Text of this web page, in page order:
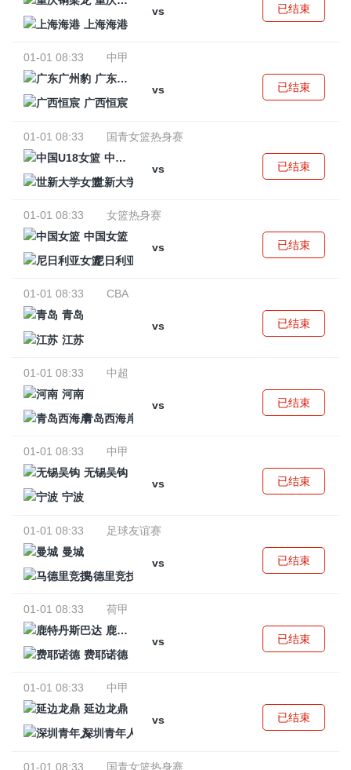
vs
上海海港
已结束
01-01 08:33
中甲
广东广州豹
vs
广西恒宸
已结束
01-01 08:33
国青女篮热身赛
中国U18女篮
vs
世新大学女篮
已结束
01-01 08:33
女篮热身赛
中国女篮
vs
尼日利亚女篮
已结束
01-01 08:33
CBA
青岛
vs
江苏
已结束
01-01 08:33
中超
河南
vs
青岛西海岸
已结束
01-01 08:33
中甲
无锡吴钩
vs
宁波
已结束
01-01 08:33
足球友谊赛
曼城
vs
马德里竞技
已结束
01-01 08:33
荷甲
鹿特丹斯巴达
vs
费耶诺德
已结束
01-01 08:33
中甲
延边龙鼎
vs
深圳青年人
已结束
01-01 08:33
国青女篮热身赛